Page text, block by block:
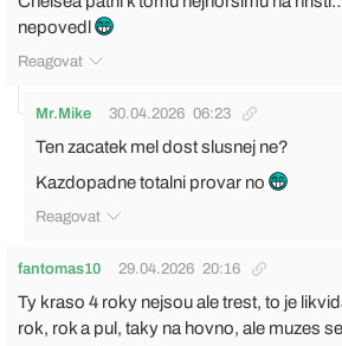
nepovedl
Reagovat
Mr.Mike 30.04.2026 06:23
Ten zacatek mel dost slusnej ne?
Kazdopadne totalni provar no
Reagovat
fantomas10 29.04.2026 20:16
Ty kraso 4 roky nejsou ale trest, to je
rok, rok a pul, taky na hovno, ale muzes